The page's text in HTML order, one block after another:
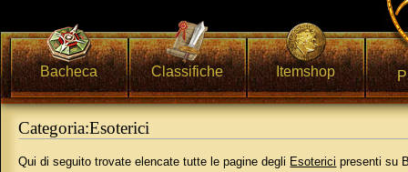
Bacheca Classifiche Itemshop
Categoria:Esoterici
Qui di seguito trovate elencate tutte le pagine degli Esoterici presenti su